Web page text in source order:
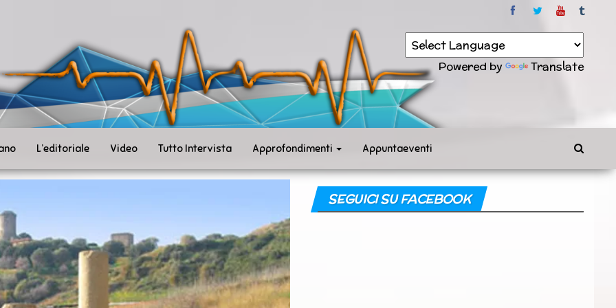
Powered by Translate
L’editoriale Video Tutto Intervista Approfondimenti Appuntaeventi
SEGUICI SU FACEBOOK